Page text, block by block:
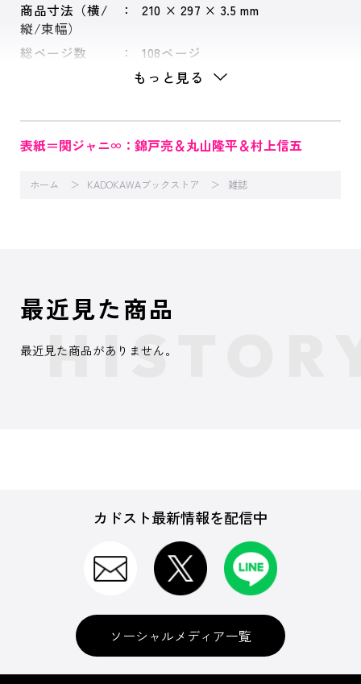
商品寸法（横/
縦/束幅）
210 × 297 × 3.5 mm
総ページ数 108ページ
もっと見る
表紙＝関ジャニ∞：錦戸亮＆丸山隆平＆村上信五
ホーム KADOKAWAブックストア 雑誌
最近見た商品
最近見た商品がありません。
カドスト最新情報を配信中
ソーシャルメディア一覧